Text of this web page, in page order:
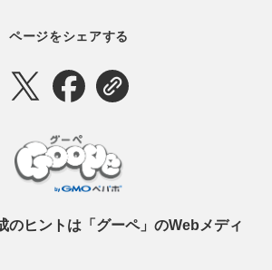
ページをシェアする
のヒントは「グーペ」のWebメディ